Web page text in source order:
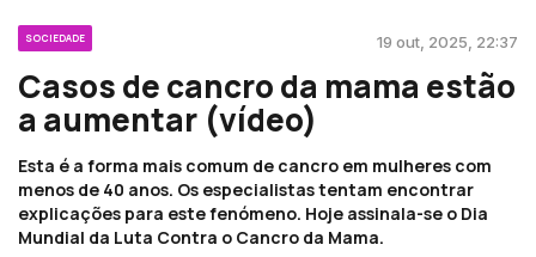
SOCIEDADE 19 out, 2025, 22:37
Casos de cancro da mama estão
a aumentar (vídeo)
Esta é a forma mais comum de cancro em mulheres com
menos de 40 anos. Os especialistas tentam encontrar
explicações para este fenómeno. Hoje assinala-se o Dia
Mundial da Luta Contra o Cancro da Mama.